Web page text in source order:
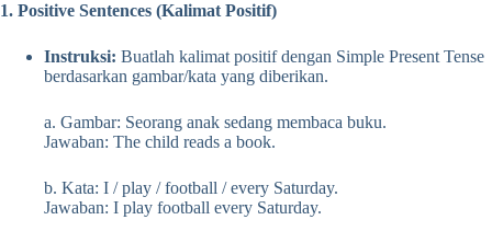
1. Positive Sentences (Kalimat Positif)
Instruksi: Buatlah kalimat positif dengan Simple Present Tense
berdasarkan gambar/kata yang diberikan.
a. Gambar: Seorang anak sedang membaca buku.
Jawaban: The child reads a book.
b. Kata: I / play / football / every Saturday.
Jawaban: I play football every Saturday.